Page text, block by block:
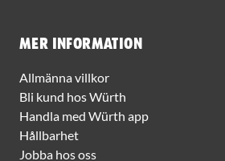
Mer information
Allmänna villkor
Bli kund hos Würth
Handla med Würth app
Hållbarhet
Jobba hos oss